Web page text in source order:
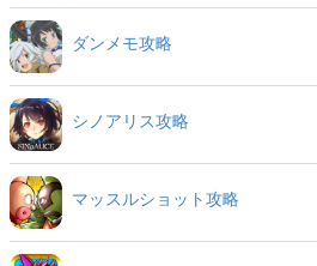
ダンメモ攻略
シノアリス攻略
マッスルショット攻略